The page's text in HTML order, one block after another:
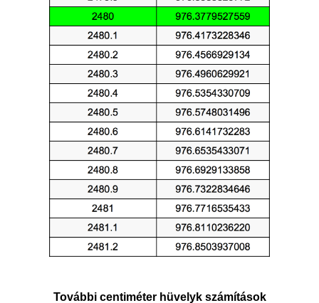
További centiméter hüvelyk számítások